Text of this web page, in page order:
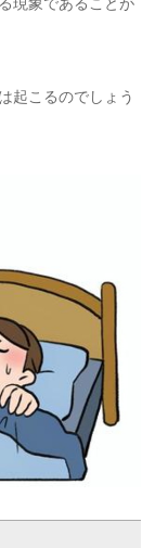
起こるのでしょう